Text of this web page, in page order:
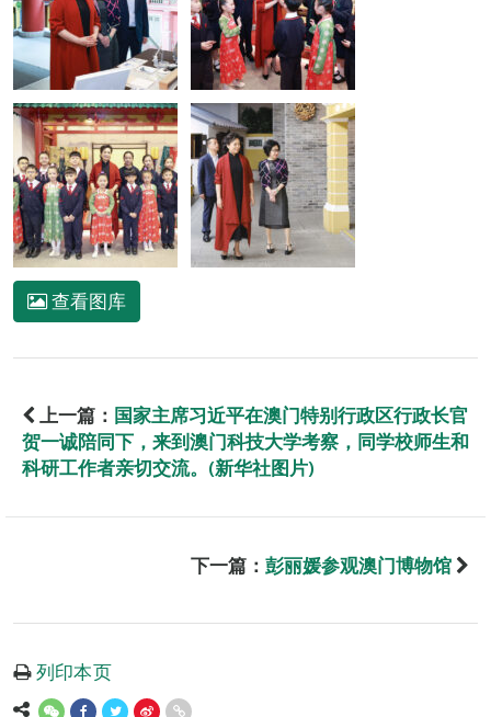
查看图库
上一篇： 国家主席习近平在澳门特别行政区行政长官
贺一诚陪同下，来到澳门科技大学考察，同学校师生和
科研工作者亲切交流。(新华社图片)
下一篇： 彭丽媛参观澳门博物馆
列印本页